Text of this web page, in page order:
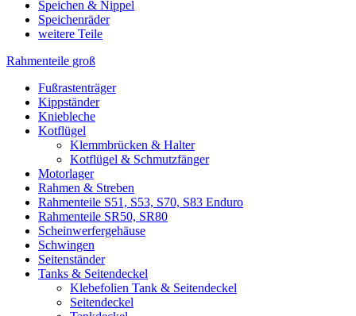
Speichen & Nippel
Speichenräder
weitere Teile
Rahmenteile groß
Fußrastenträger
Kippständer
Kniebleche
Kotflügel
Klemmbrücken & Halter
Kotflügel & Schmutzfänger
Motorlager
Rahmen & Streben
Rahmenteile S51, S53, S70, S83 Enduro
Rahmenteile SR50, SR80
Scheinwerfergehäuse
Schwingen
Seitenständer
Tanks & Seitendeckel
Klebefolien Tank & Seitendeckel
Seitendeckel